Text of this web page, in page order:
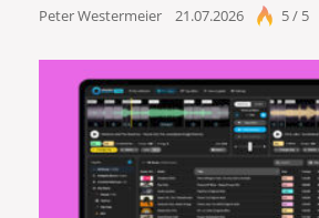
Peter Westermeier 21.07.2026 5 / 5